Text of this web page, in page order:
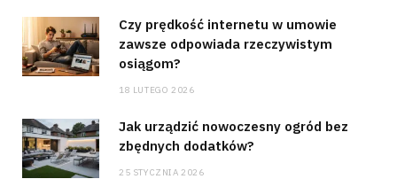
Czy prędkość internetu w umowie
zawsze odpowiada rzeczywistym
osiągom?
18 LUTEGO 2026
Jak urządzić nowoczesny ogród bez
zbędnych dodatków?
25 STYCZNIA 2026